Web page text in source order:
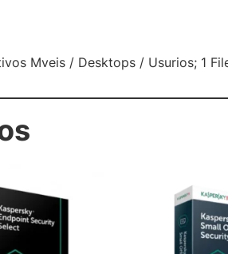
Mveis / Desktops / Usurios; 1